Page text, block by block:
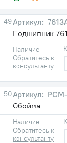
49
Подшипник
Наличие
Обратитесь к
консультанту
50
РСМ-
Обойма
Наличие
Обратитесь к
консультанту